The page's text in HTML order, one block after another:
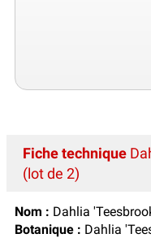
Fiche technique
(lot de 2)
Nom : Dahlia
Botanique : Dahlia